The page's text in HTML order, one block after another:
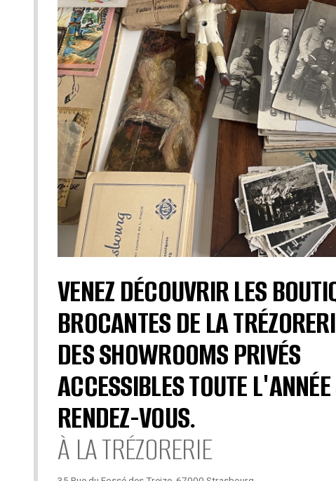
VENEZ DÉCOUVRIR LES
BROCANTES DE LA
DES SHOWROOMS PRIVÉS
ACCESSIBLES TOUTE
RENDEZ-VOUS.
À LA TRÉZORERIE